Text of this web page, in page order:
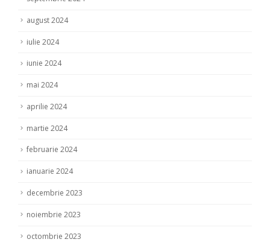
august 2024
iulie 2024
iunie 2024
mai 2024
aprilie 2024
martie 2024
februarie 2024
ianuarie 2024
decembrie 2023
noiembrie 2023
octombrie 2023